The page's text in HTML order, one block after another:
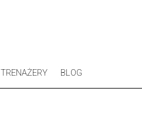
TRENAŻERY BLOG